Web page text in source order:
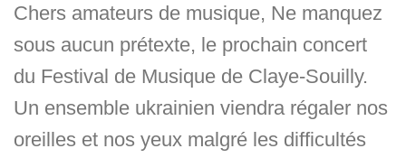
Chers amateurs de musique, Ne manquez
sous aucun prétexte, le prochain concert
du Festival de Musique de Claye-Souilly.
Un ensemble ukrainien viendra régaler nos
oreilles et nos yeux malgré les difficultés